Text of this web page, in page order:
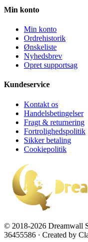
Min konto
Min konto
Ordrehistorik
Ønskeliste
Nyhedsbrev
Opret supportsag
Kundeservice
Kontakt os
Handelsbetingelser
Fragt & returnering
Fortrolighedspolitik
Sikker betaling
Cookiepolitik
© 2018-2026 Dreamwall
36455586 · Created by